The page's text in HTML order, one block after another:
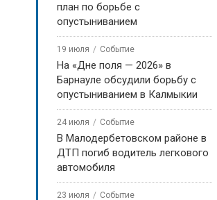
план по борьбе с
опустыниванием
19 июля Событие
На «Дне поля — 2026» в
Барнауле обсудили борьбу с
опустыниванием в Калмыкии
24 июля Событие
В Малодербетовском районе в
ДТП погиб водитель легкового
автомобиля
23 июля Событие